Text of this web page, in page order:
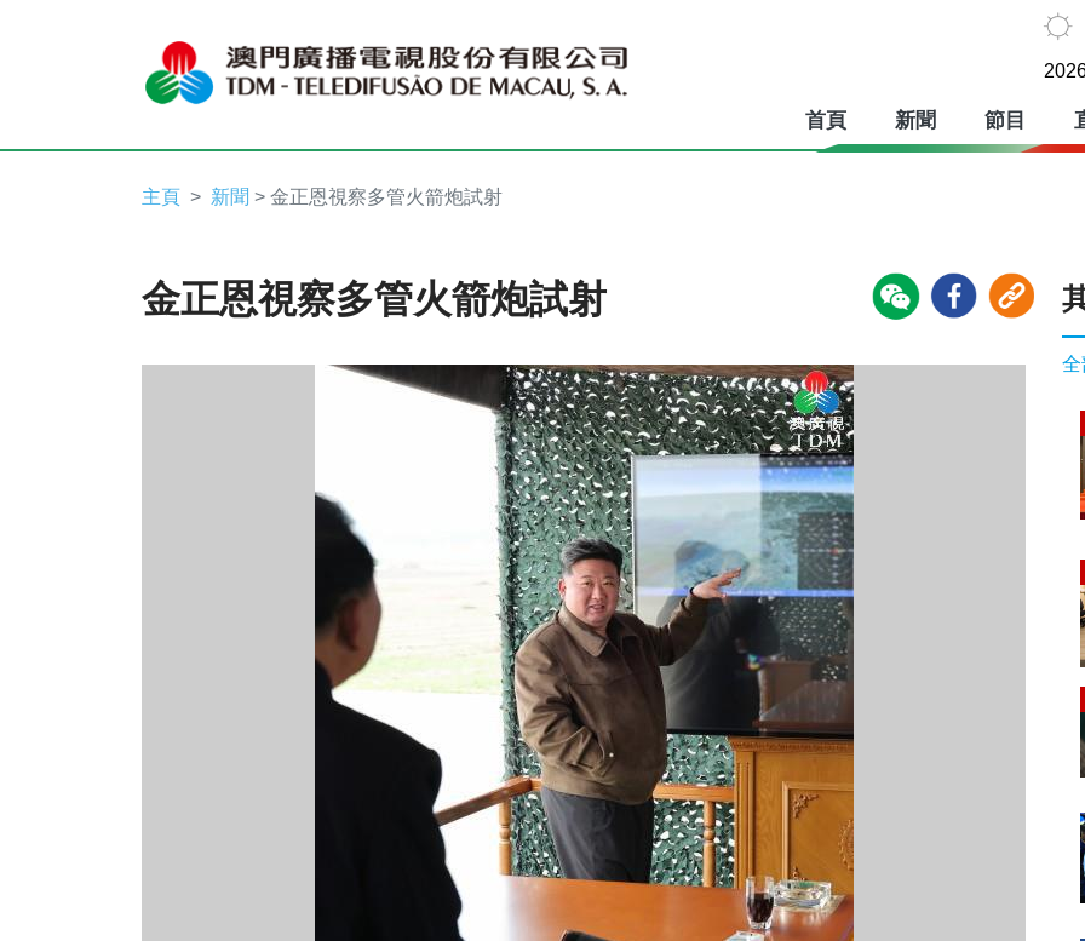
首頁 新聞 節目
主頁 新聞 > 金正恩視察多管火箭炮試射
金正恩視察多管火箭炮試射
全